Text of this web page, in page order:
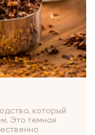
который
Это темная